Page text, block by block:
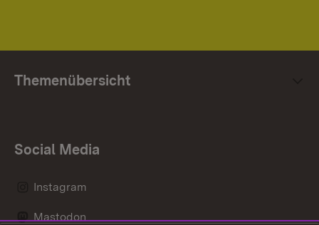
Themenübersicht
Social Media
Instagram
Mastodon